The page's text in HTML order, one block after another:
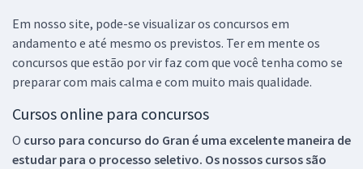
Em nosso site, pode-se visualizar os concursos em
andamento e até mesmo os previstos. Ter em mente os
concursos que estão por vir faz com que você tenha como se
preparar com mais calma e com muito mais qualidade.
Cursos online para concursos
O curso para concurso do Gran é uma excelente maneira de
estudar para o processo seletivo. Os nossos cursos são